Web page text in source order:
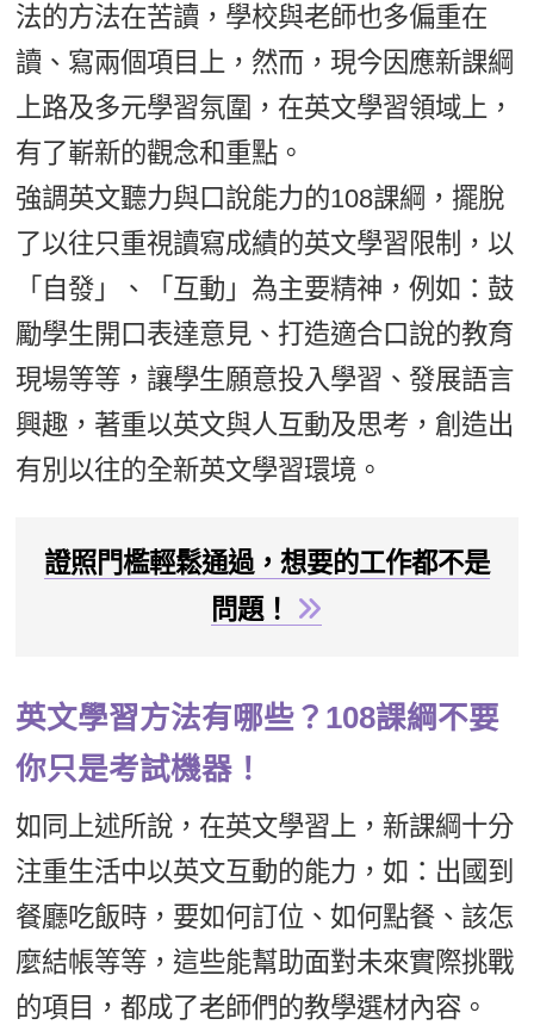
法的方法在苦讀，學校與老師也多偏重在
讀、寫兩個項目上，然而，現今因應新課綱
上路及多元學習氛圍，在英文學習領域上，
有了嶄新的觀念和重點。
強調英文聽力與口說能力的108課綱，擺脫
了以往只重視讀寫成績的英文學習限制，以
「自發」、「互動」為主要精神，例如：鼓
勵學生開口表達意見、打造適合口說的教育
現場等等，讓學生願意投入學習、發展語言
興趣，著重以英文與人互動及思考，創造出
有別以往的全新英文學習環境。
證照門檻輕鬆通過，想要的工作都不是
問題！
英文學習方法有哪些？108課綱不要
你只是考試機器！
如同上述所說，在英文學習上，新課綱十分
注重生活中以英文互動的能力，如：出國到
餐廳吃飯時，要如何訂位、如何點餐、該怎
麼結帳等等，這些能幫助面對未來實際挑戰
的項目，都成了老師們的教學選材內容。